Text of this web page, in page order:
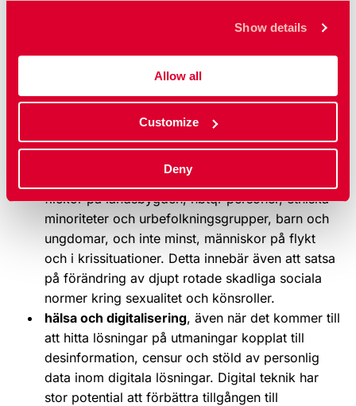
Show details
Allow all
Customize
Deny
SRHR, hbtqi-personers rättigheter och
sammanhang. Dessa organisationer spelar en
helt central roll i kampen mot de krafter som vill
begränsa människors fri- och rättigheter,
inklusive deras SRHR.
att röja undan de hinder som fortfarande
Det kan till exempel vara fattiga kvinnor och
flickor på landsbygden, hbtqi-personer, etniska
minoriteter och urbefolkningsgrupper, barn och
ungdomar, och inte minst, människor på flykt
och i krissituationer. Detta innebär även att satsa
på förändring av djupt rotade skadliga sociala
normer kring sexualitet och könsroller.
hälsa och digitalisering, även när det kommer till
att hitta lösningar på utmaningar kopplat till
desinformation, censur och stöld av personlig
data inom digitala lösningar. Digital teknik har
stor potential att förbättra tillgången till